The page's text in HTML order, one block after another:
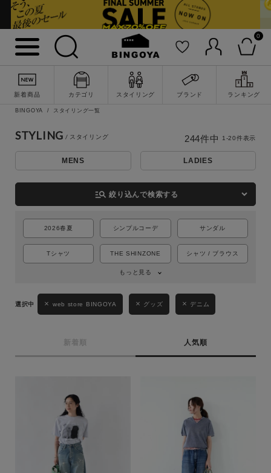
0
新着商品 カテゴリ スタイリング ブランド ランキング
詳細検索
BINGOYA スタイリング一覧
STYLING
MENS LADIES
manage_search 絞り込んで検索する
2026春夏 シンプルコーデ サンダル
Tシャツ THE SHINZONE シャツ / ブラウス
もっと見る
web store BINGOYA グッズ デニム
新着順 人気順
244件中 1-20件表示